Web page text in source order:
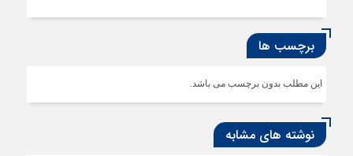
برچسب ها
این مطلب بدون برچسب می باشد.
نوشته های مشابه